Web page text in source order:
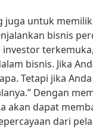
juga untuk
bisnis
bisnis. Jika
Tetapi jika
Dengan
akan dapat
dari